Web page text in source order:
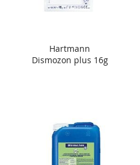
Hartmann
Dismozon plus 16g